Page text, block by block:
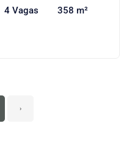
4 Vagas 358 m²
›